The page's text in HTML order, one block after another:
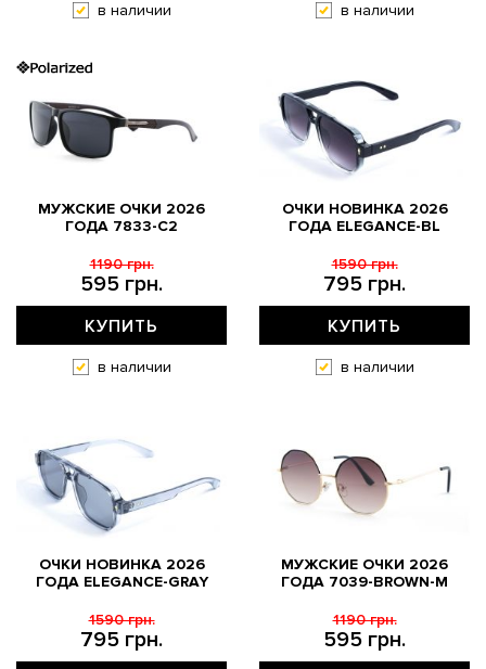
в наличии в наличии
МУЖСКИЕ ОЧКИ 2026
ГОДА 7833-С2
595 грн.
1190 грн.
КУПИТЬ
в наличии
ОЧКИ НОВИНКА 2026
ГОДА ELEGANCE-BL
795 грн.
1590 грн.
КУПИТЬ
в наличии
ОЧКИ НОВИНКА 2026
ГОДА ELEGANCE-GRAY
795 грн.
1590 грн.
МУЖСКИЕ ОЧКИ 2026
ГОДА 7039-BROWN-M
595 грн.
1190 грн.